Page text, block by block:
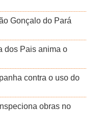
Gonçalo do Pará
dos Pais anima o
contra o uso do
obras no